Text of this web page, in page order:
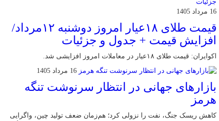
16 مرداد 1405
قیمت طلای ۱۸عیار امروز دوشنبه ۱۲مرداد/
افزایش قیمت + جدول و جزئیات
اکوایران: قیمت طلای ۱۸عیار در معاملات امروز افزایشی شد.
16 مرداد 1405
بازارهای جهانی در انتظار سرنوشت تنگه
هرمز
کاهش ریسک جنگ، نفت را نزولی کرد؛ هم‌زمان ضعف تولید چین، واگرایی